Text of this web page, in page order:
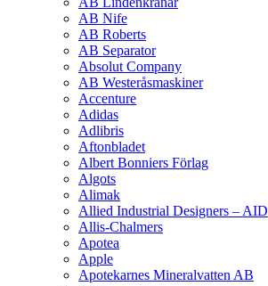
AB Nife
AB Roberts
AB Separator
Absolut Company
AB Westeråsmaskiner
Accenture
Adidas
Adlibris
Aftonbladet
Albert Bonniers Förlag
Algots
Alimak
Allied Industrial Designers – AID
Allis-Chalmers
Apotea
Apple
Apotekarnes Mineralvatten AB